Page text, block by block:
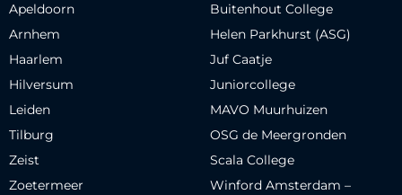
Apeldoorn
Arnhem
Haarlem
Hilversum
Leiden
Tilburg
Zeist
Zoetermeer
Buitenhout College
Helen Parkhurst (ASG)
Juf Caatje
Juniorcollege
MAVO Muurhuizen
OSG de Meergronden
Scala College
Winford Amsterdam –